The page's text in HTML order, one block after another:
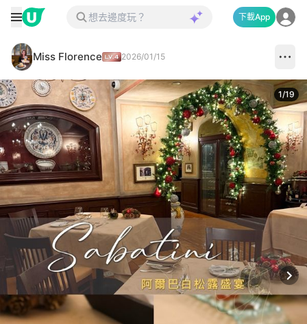
下載App
Miss Florence 2026/01/15
1/19